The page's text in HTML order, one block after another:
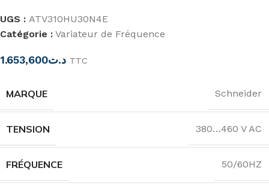
UGS : ATV310HU30N4E
Catégorie : Variateur de Fréquence
د.ت1.653,600 TTC
MARQUE Schneider
TENSION 380…460 V AC
FRÉQUENCE 50/60HZ